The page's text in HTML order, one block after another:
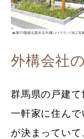
外構会社
群馬県の戸建
一軒家に住ん
が決まってい